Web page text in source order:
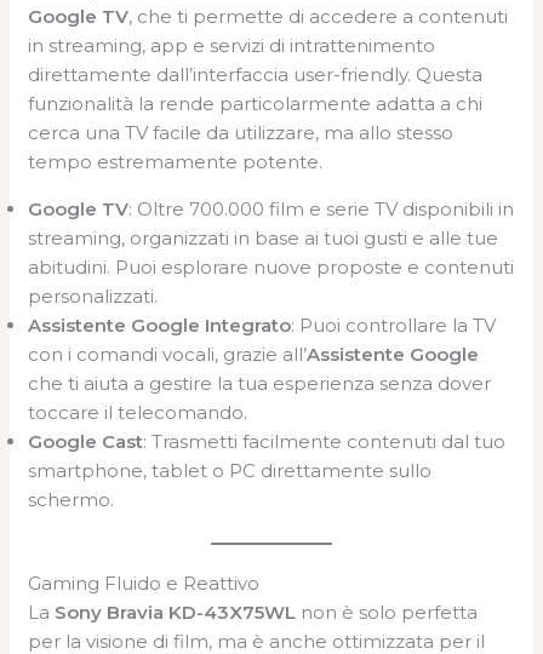
Google TV, che ti permette di accedere a contenuti
in streaming, app e servizi di intrattenimento
direttamente dall’interfaccia user-friendly. Questa
funzionalità la rende particolarmente adatta a chi
cerca una TV facile da utilizzare, ma allo stesso
tempo estremamente potente.
Google TV: Oltre 700.000 film e serie TV disponibili in
streaming, organizzati in base ai tuoi gusti e alle tue
abitudini. Puoi esplorare nuove proposte e contenuti
personalizzati.
Assistente Google Integrato: Puoi controllare la TV
con i comandi vocali, grazie all’Assistente Google
che ti aiuta a gestire la tua esperienza senza dover
toccare il telecomando.
Google Cast: Trasmetti facilmente contenuti dal tuo
smartphone, tablet o PC direttamente sullo
schermo.
Gaming Fluido e Reattivo
La Sony Bravia KD-43X75WL non è solo perfetta
per la visione di film, ma è anche ottimizzata per il